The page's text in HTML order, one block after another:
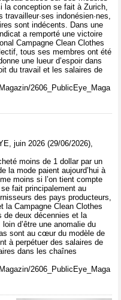
la conception se fait à Zurich,
indonésien·nes,
sont indécents. Dans une
a remporté une victoire
Campagne Clean Clothes
tous ses membres ont été
une lueur d’espoir dans
du travail et les salaires de
2606_PublicEye_Maga
juin 2026 (29/06/2026),
moins de 1 dollar par un
la mode paient aujourd’hui à
moins si l’on tient compte
fait principalement au
des pays producteurs,
la Campagne Clean Clothes
de deux décennies et la
d’être une anomalie du
sont au cœur du modèle de
à perpétuer des salaires de
dans les chaînes
2606_PublicEye_Maga